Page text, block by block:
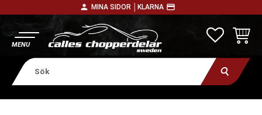
person MINA SIDOR │ KLARNA payment